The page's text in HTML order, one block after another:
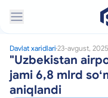
Davlat xaridlari 23-avgust, 2025
"Uzbekistan
jami 6,8 mlrd
aniqlandi